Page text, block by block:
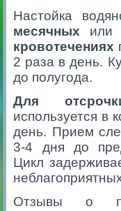
Настойка
месячных или
кровотечениях
2 раза в день.
до полугода.
Для
используется в
день. Прием
3-4 дня до
Цикл
Отзывы о